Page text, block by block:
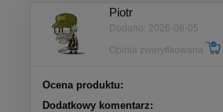
Piotr
Dodano: 2026-08-05
Opinia zweryfikowana
Ocena produktu:
Dodatkowy komentarz: